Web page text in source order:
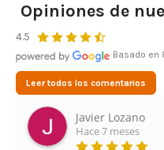
Opiniones de
4.5
Basado en
Leer todos los comentarios
Javier Lozano
Hace 7 meses